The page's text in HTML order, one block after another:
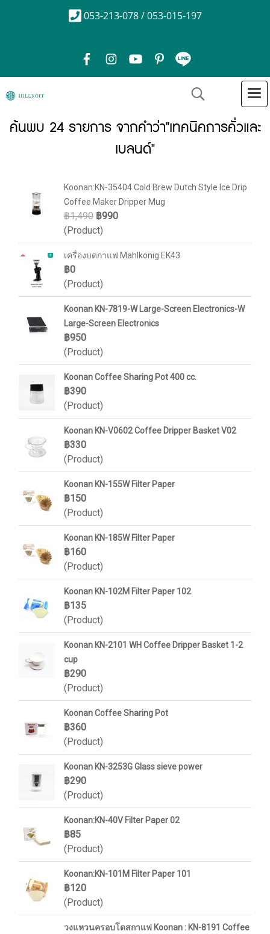
053-213-078 / 053-015-197
ค้นพบ 24 รายการ จากคำว่า"เทคนิคการคั่วและ
เบลนด์"
Koonan:KN-35404 Cold Brew Dutch Style Ice Drip
Coffee Maker Dripper Mug
฿1,490 ฿990
(Product)
เครื่องบดกาแฟ Mahlkonig EK43
฿0
(Product)
Koonan KN-7819-W Large-Screen Electronics-W
Large-Screen Electronics
฿950
(Product)
Koonan Coffee Sharing Pot 400 cc.
฿390
(Product)
Koonan KN-V0602 Coffee Dripper Basket V02
฿330
(Product)
Koonan KN-155W Filter Paper
฿150
(Product)
Koonan KN-185W Filter Paper
฿160
(Product)
Koonan KN-102M Filter Paper 102
฿135
(Product)
Koonan KN-2101 WH Coffee Dripper Basket 1-2
cup
฿290
(Product)
Koonan Coffee Sharing Pot
฿360
(Product)
Koonan KN-3253G Glass sieve power
฿290
(Product)
Koonan:KN-40V Filter Paper 02
฿85
(Product)
Koonan:KN-101M Filter Paper 101
฿120
(Product)
วงแหวนครอบโดสกาแฟ Koonan : KN-8191 Coffee